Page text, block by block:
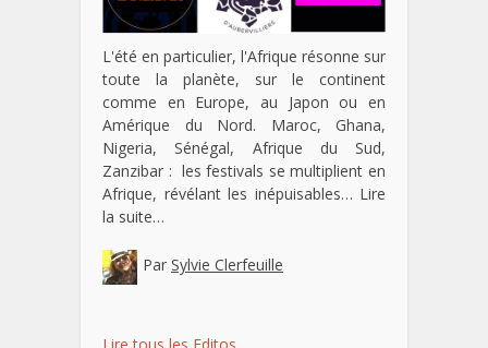
L'été en particulier, l'Afrique résonne sur
toute la planète, sur le continent
comme en Europe, au Japon ou en
Amérique du Nord. Maroc, Ghana,
Nigeria, Sénégal, Afrique du Sud,
Zanzibar : les festivals se multiplient en
Afrique, révélant les inépuisables… Lire
la suite…
Par Sylvie Clerfeuille